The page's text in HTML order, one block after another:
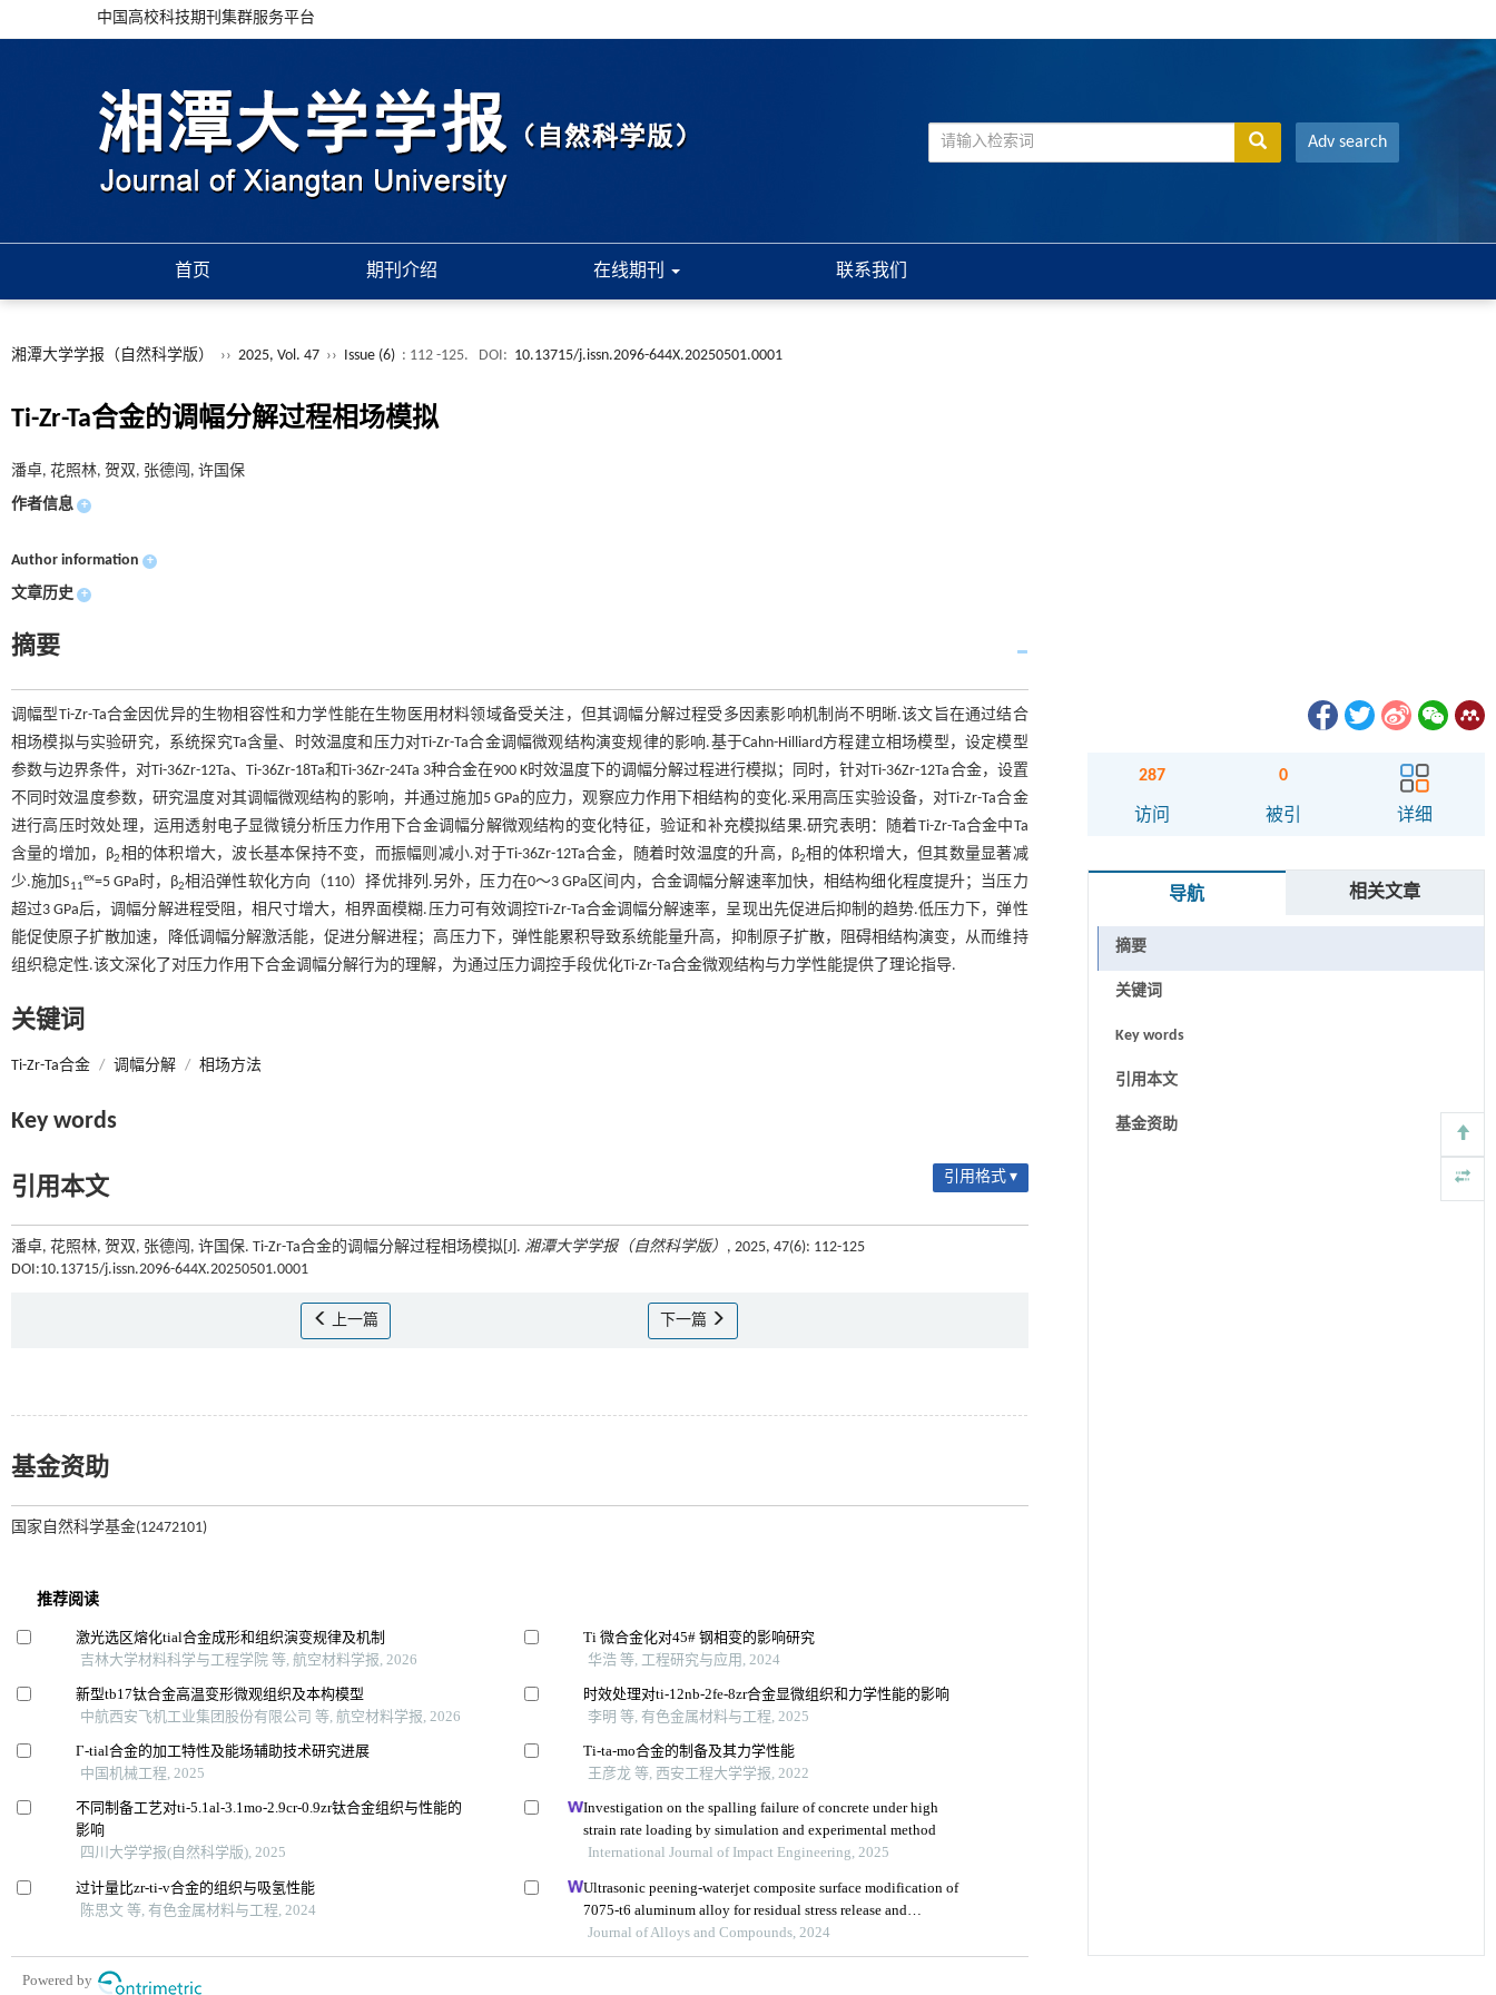
中国高校科技期刊集群服务平台
Adv search
首页 期刊介绍 在线期刊 联系我们
湘潭大学学报（自然科学版） ›› 2025, Vol. 47 ›› Issue (6) : 112 -125. DOI: 10.13715/j.issn.2096-644X.20250501.0001
Ti-Zr-Ta合金的调幅分解过程相场模拟
潘卓, 花照林, 贺双, 张德闯, 许国保
作者信息 +
Author information +
文章历史 +
摘要
调幅型Ti-Zr-Ta合金因优异的生物相容性和力学性能在生物医用材料领域备受关注，但其调幅分解过程受多因素影响机制尚不明晰.该文旨在通过结合
相场模拟与实验研究，系统探究Ta含量、时效温度和压力对Ti-Zr-Ta合金调幅微观结构演变规律的影响.基于Cahn-Hilliard方程建立相场模型，设定模型
参数与边界条件，对Ti-36Zr-12Ta、Ti-36Zr-18Ta和Ti-36Zr-24Ta 3种合金在900 K时效温度下的调幅分解过程进行模拟；同时，针对Ti-36Zr-12Ta合金，设置
不同时效温度参数，研究温度对其调幅微观结构的影响，并通过施加5 GPa的应力，观察应力作用下相结构的变化.采用高压实验设备，对Ti-Zr-Ta合金
进行高压时效处理，运用透射电子显微镜分析压力作用下合金调幅分解微观结构的变化特征，验证和补充模拟结果.研究表明：随着Ti-Zr-Ta合金中Ta
含量的增加，β2相的体积增大，波长基本保持不变，而振幅则减小.对于Ti-36Zr-12Ta合金，随着时效温度的升高，β2相的体积增大，但其数量显著减
少.施加S11
ex=5 GPa时，β2相沿弹性软化方向（110）择优排列.另外，压力在0～3 GPa区间内，合金调幅分解速率加快，相结构细化程度提升；当压力
超过3 GPa后，调幅分解进程受阻，相尺寸增大，相界面模糊.压力可有效调控Ti-Zr-Ta合金调幅分解速率，呈现出先促进后抑制的趋势.低压力下，弹性
能促使原子扩散加速，降低调幅分解激活能，促进分解进程；高压力下，弹性能累积导致系统能量升高，抑制原子扩散，阻碍相结构演变，从而维持
组织稳定性.该文深化了对压力作用下合金调幅分解行为的理解，为通过压力调控手段优化Ti-Zr-Ta合金微观结构与力学性能提供了理论指导.
关键词
Ti-Zr-Ta合金 / 调幅分解 / 相场方法
Key words
引用本文 引用格式 ▾
潘卓, 花照林, 贺双, 张德闯, 许国保. Ti-Zr-Ta合金的调幅分解过程相场模拟[J]. 湘潭大学学报（自然科学版） , 2025, 47(6): 112-125
DOI:10.13715/j.issn.2096-644X.20250501.0001
上一篇 下一篇
基金资助
国家自然科学基金(12472101)
287
访问
0
被引 详细
导航 相关文章
摘要
关键词
Key words
引用本文
基金资助